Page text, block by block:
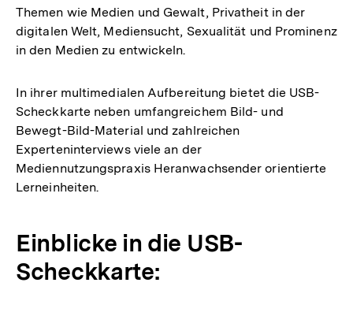
Themen wie Medien und Gewalt, Privatheit in der
digitalen Welt, Mediensucht, Sexualität und Prominenz
in den Medien zu entwickeln.
In ihrer multimedialen Aufbereitung bietet die USB-
Scheckkarte neben umfangreichem Bild- und
Bewegt-Bild-Material und zahlreichen
Experteninterviews viele an der
Mediennutzungspraxis Heranwachsender orientierte
Lerneinheiten.
Einblicke in die USB-
Scheckkarte: